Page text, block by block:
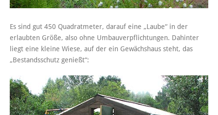
Es sind gut 450 Quadratmeter, darauf eine „Laube“ in der
erlaubten Größe, also ohne Umbauverpflichtungen. Dahinter
liegt eine kleine Wiese, auf der ein Gewächshaus steht, das
„Bestandsschutz genießt“: